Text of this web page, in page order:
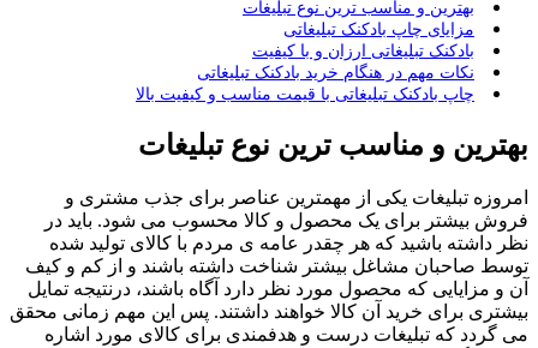
بهترین و مناسب ترین نوع تبلیغات
مزایای چاپ بادکنک تبلیغاتی
بادکنک تبلیغاتی ارزان و با کیفیت
نکات مهم در هنگام خرید بادکنک تبلیغاتی
چاپ بادکنک تبلیغاتی با قیمت مناسب و کیفیت بالا
بهترین و مناسب ترین نوع تبلیغات
امروزه تبلیغات یکی از مهمترین عناصر برای جذب مشتری و
فروش بیشتر برای یک محصول و کالا محسوب می شود. باید در
نظر داشته باشید که هر چقدر عامه ی مردم با کالای تولید شده
توسط صاحبان مشاغل بیشتر شناخت داشته باشند و از کم و کیف
آن و مزایایی که محصول مورد نظر دارد آگاه باشند، درنتیجه تمایل
بیشتری برای خرید آن کالا خواهند داشتند. پس این مهم زمانی محقق
می گردد که تبلیغات درست و هدفمندی برای کالای مورد اشاره